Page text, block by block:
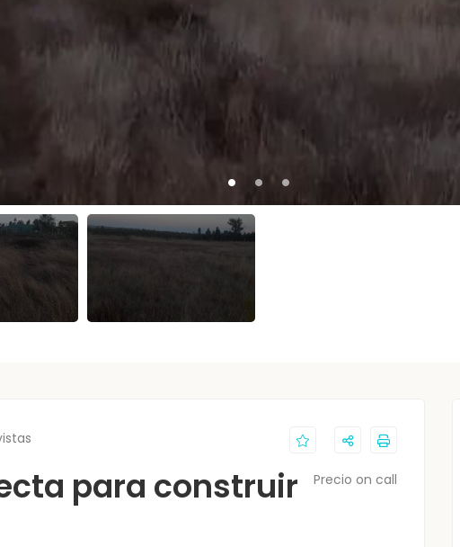
para construir
Precio on call